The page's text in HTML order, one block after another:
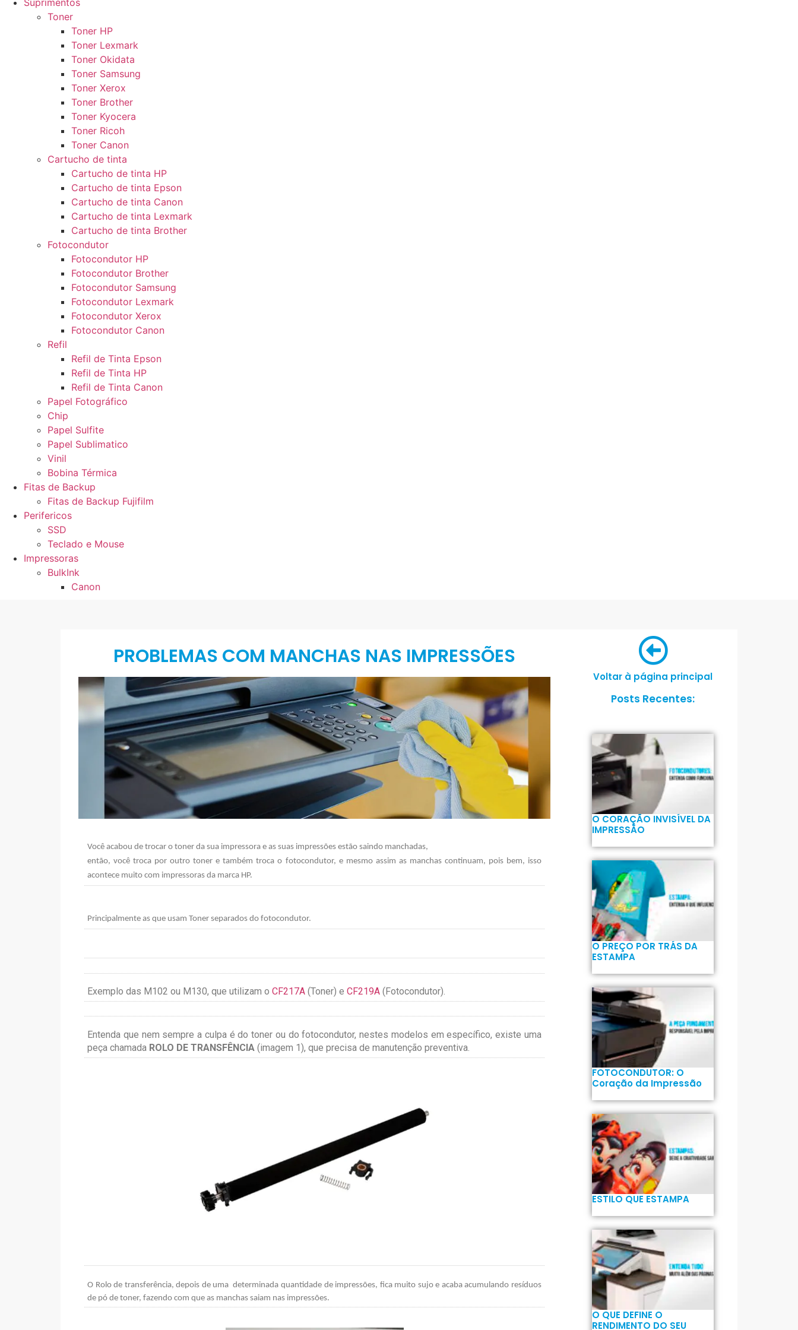
Suprimentos
Toner
Toner HP
Toner Lexmark
Toner Okidata
Toner Samsung
Toner Xerox
Toner Brother
Toner Kyocera
Toner Ricoh
Toner Canon
Cartucho de tinta
Cartucho de tinta HP
Cartucho de tinta Epson
Cartucho de tinta Canon
Cartucho de tinta Lexmark
Cartucho de tinta Brother
Fotocondutor
Fotocondutor HP
Fotocondutor Brother
Fotocondutor Samsung
Fotocondutor Lexmark
Fotocondutor Xerox
Fotocondutor Canon
Refil
Refil de Tinta Epson
Refil de Tinta HP
Refil de Tinta Canon
Papel Fotográfico
Chip
Papel Sulfite
Papel Sublimatico
Vinil
Bobina Térmica
Fitas de Backup
Fitas de Backup Fujifilm
Perifericos
SSD
Teclado e Mouse
Impressoras
BulkInk
Canon
PROBLEMAS COM MANCHAS NAS IMPRESSÕES
Você acabou de trocar o toner da sua impressora e as suas impressões estão saindo manchadas,
então, você troca por outro toner e também troca o fotocondutor, e mesmo assim as manchas continuam, pois bem, isso
acontece muito com impressoras da marca HP.
Principalmente as que usam Toner separados do fotocondutor.
Exemplo das M102 ou M130, que utilizam o CF217A (Toner) e CF219A (Fotocondutor).
Entenda que nem sempre a culpa é do toner ou do fotocondutor, nestes modelos em específico, existe uma
peça chamada ROLO DE TRANSFÊNCIA (imagem 1), que precisa de manutenção preventiva.
O Rolo de transferência, depois de uma determinada quantidade de impressões, fica muito sujo e acaba acumulando resíduos
de pó de toner, fazendo com que as manchas saiam nas impressões.
Voltar à página principal
Posts Recentes:
O CORAÇÃO INVISÍVEL DA
IMPRESSÃO
O PREÇO POR TRÁS DA
ESTAMPA
FOTOCONDUTOR: O
Coração da Impressão
ESTILO QUE ESTAMPA
O QUE DEFINE O
RENDIMENTO DO SEU